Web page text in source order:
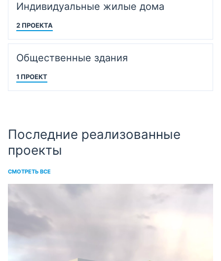
Индивидуальные жилые дома
2 ПРОЕКТА
Общественные здания
1 ПРОЕКТ
Последние реализованные
проекты
СМОТРЕТЬ ВСЕ